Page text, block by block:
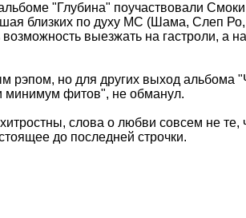
"Глубина" поучаствовали
близких по духу МС (Шама, Слеп
выезжать на гастроли, а
но для других выход альбома
минимум фитов", не обманул.
слова о любви совсем не
до последней строчки.